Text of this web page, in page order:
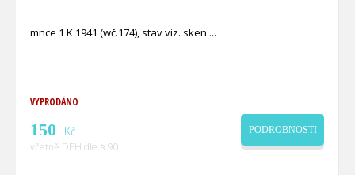
mnce 1 K 1941 (wč.174), stav viz. sken
VYPRODÁNO
150 Kč
včetně DPH dle § 90
PODROBNOSTI